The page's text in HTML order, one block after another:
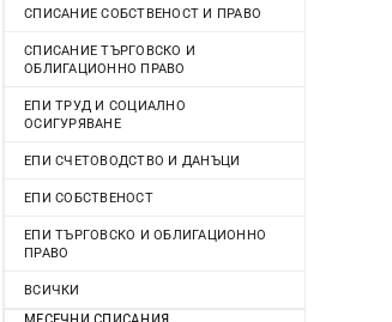
СПИСАНИЕ СОБСТВЕНОСТ И ПРАВО
СПИСАНИЕ ТЪРГОВСКО И
ОБЛИГАЦИОННО ПРАВО
ЕПИ ТРУД И СОЦИАЛНО
ОСИГУРЯВАНЕ
ЕПИ СЧЕТОВОДСТВО И ДАНЪЦИ
ЕПИ СОБСТВЕНОСТ
ЕПИ ТЪРГОВСКО И ОБЛИГАЦИОННО
ПРАВО
ВСИЧКИ